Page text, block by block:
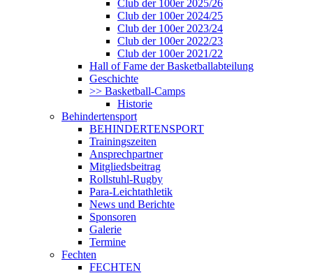
Club der 100er 2025/26
Club der 100er 2024/25
Club der 100er 2023/24
Club der 100er 2022/23
Club der 100er 2021/22
Hall of Fame der Basketballabteilung
Geschichte
>> Basketball-Camps
Historie
Behindertensport
BEHINDERTENSPORT
Trainingszeiten
Ansprechpartner
Mitgliedsbeitrag
Rollstuhl-Rugby
Para-Leichtathletik
News und Berichte
Sponsoren
Galerie
Termine
Fechten
FECHTEN